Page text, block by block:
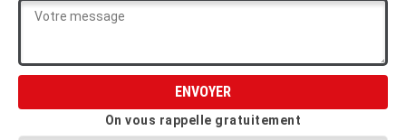
On vous rappelle gratuitement